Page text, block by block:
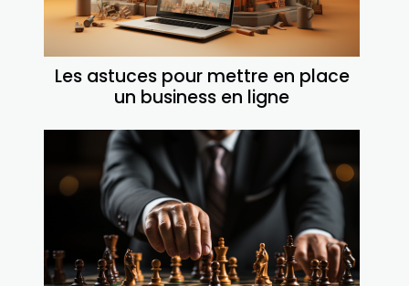
Les astuces pour mettre en place
un business en ligne